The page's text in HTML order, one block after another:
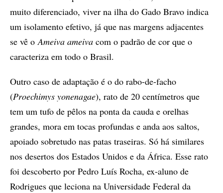
muito diferenciado, viver na ilha do Gado Bravo indica
um isolamento efetivo, já que nas margens adjacentes
se vê oAmeiva ameiva com o padrão de cor que o
caracteriza em todo o Brasil.
Outro caso de adaptação é o do rabo-de-facho
(Proechimys yonenagae), rato de 20 centímetros que
tem um tufo de pêlos na ponta da cauda e orelhas
grandes, mora em tocas profundas e anda aos saltos,
apoiado sobretudo nas patas traseiras. Só há similares
nos desertos dos Estados Unidos e da África. Esse rato
foi descoberto por Pedro Luís Rocha, ex-aluno de
Rodrigues que leciona na Universidade Federal da